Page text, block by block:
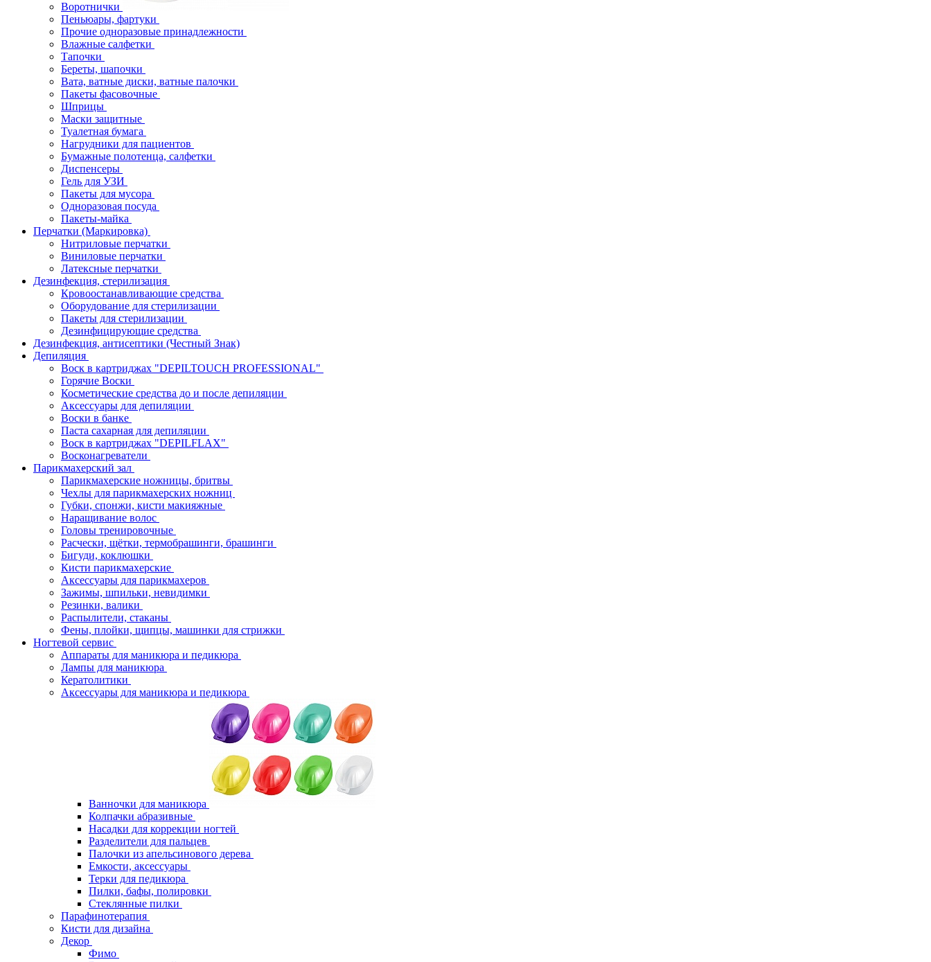
Воротнички
Пеньюары, фартуки
Прочие одноразовые принадлежности
Влажные салфетки
Тапочки
Береты, шапочки
Вата, ватные диски, ватные палочки
Пакеты фасовочные
Шприцы
Маски защитные
Туалетная бумага
Нагрудники для пациентов
Бумажные полотенца, салфетки
Диспенсеры
Гель для УЗИ
Пакеты для мусора
Одноразовая посуда
Пакеты-майка
Перчатки (Маркировка)
Нитриловые перчатки
Виниловые перчатки
Латексные перчатки
Дезинфекция, стерилизация
Кровоостанавливающие средства
Оборудование для стерилизации
Пакеты для стерилизации
Дезинфицирующие средства
Дезинфекция, антисептики (Честный Знак)
Депиляция
Воск в картриджах "DEPILTOUCH PROFESSIONAL"
Горячие Воски
Косметические средства до и после депиляции
Аксессуары для депиляции
Воски в банке
Паста сахарная для депиляции
Воск в картриджах "DEPILFLAX"
Восконагреватели
Парикмахерский зал
Парикмахерские ножницы, бритвы
Чехлы для парикмахерских ножниц
Губки, спонжи, кисти макияжные
Наращивание волос
Головы тренировочные
Расчески, щётки, термобрашинги, брашинги
Бигуди, коклюшки
Кисти парикмахерские
Аксессуары для парикмахеров
Зажимы, шпильки, невидимки
Резинки, валики
Распылители, стаканы
Фены, плойки, щипцы, машинки для стрижки
Ногтевой сервис
Аппараты для маникюра и педикюра
Лампы для маникюра
Кератолитики
Аксессуары для маникюра и педикюра
Ванночки для маникюра
Колпачки абразивные
Насадки для коррекции ногтей
Разделители для пальцев
Палочки из апельсинового дерева
Емкости, аксессуары
Терки для педикюра
Пилки, бафы, полировки
Стеклянные пилки
Парафинотерапия
Кисти для дизайна
Декор
Фимо